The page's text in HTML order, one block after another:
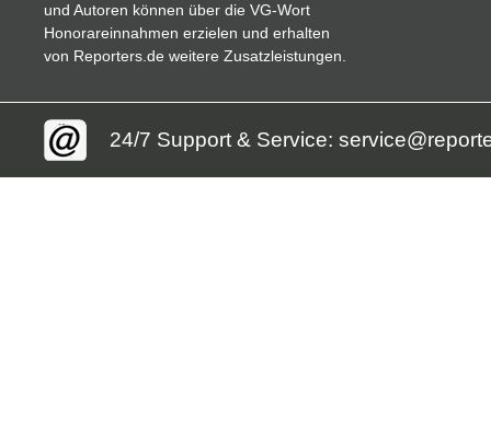
und Autoren können über die VG-Wort
Honorareinnahmen erzielen und erhalten
von Reporters.de weitere Zusatzleistungen.
24/7 Support & Service: